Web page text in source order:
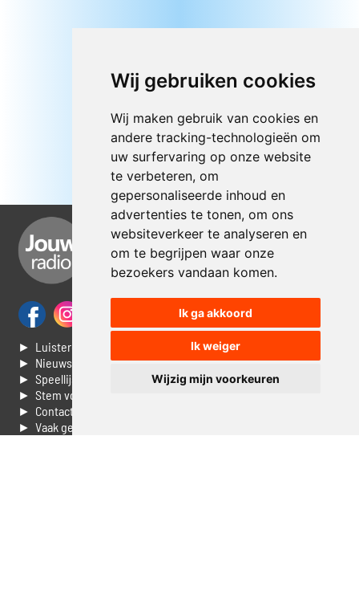
Wij gebruiken cookies
Wij maken gebruik van cookies en
andere tracking-technologieën om
uw surfervaring op onze website
te verbeteren, om
gepersonaliseerde inhoud en
advertenties te tonen, om ons
websiteverkeer te analyseren en
om te begrijpen waar onze
bezoekers vandaan komen.
Ik ga akkoord
Ik weiger
Wijzig mijn voorkeuren
► Luisteren naar Jouwradio
► Nieuws
► Speellijst
► Stem voor de Dag top 3
► Contacteer ons
► Vaak gestelde vragen